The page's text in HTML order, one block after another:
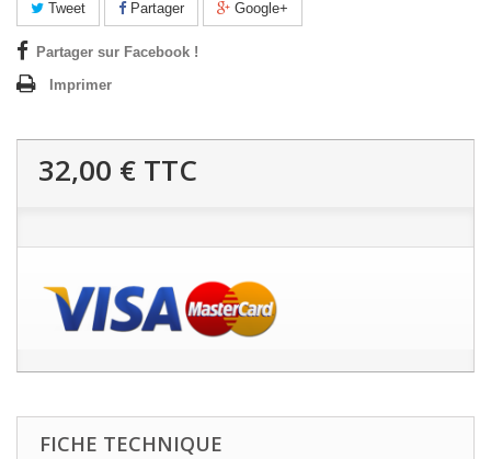
Tweet
Partager Google+
Partager sur Facebook !
Imprimer
32,00 € TTC
FICHE TECHNIQUE